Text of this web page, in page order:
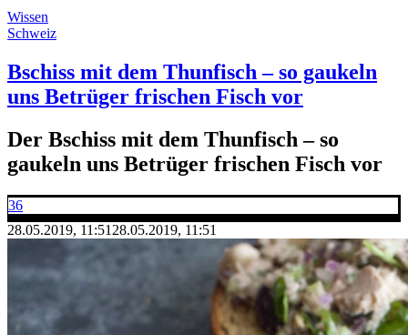
Wissen
Schweiz
Bschiss mit dem Thunfisch – so gaukeln
uns Betrüger frischen Fisch vor
Der Bschiss mit dem Thunfisch – so
gaukeln uns Betrüger frischen Fisch vor
36
28.05.2019, 11:51 28.05.2019, 11:51